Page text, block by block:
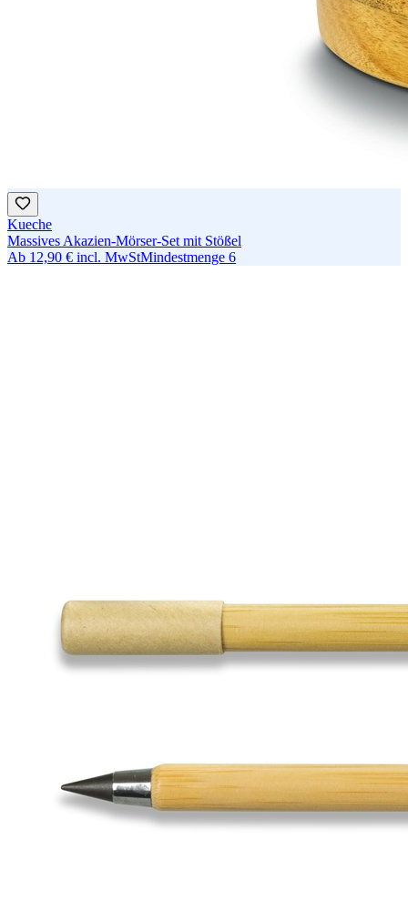
Kueche
Massives Akazien-Mörser-Set mit Stößel
Ab 12,90 € incl. MwStMindestmenge 6